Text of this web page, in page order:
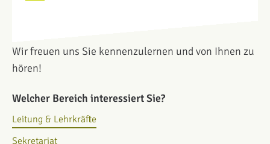
Wir freuen uns Sie kennenzulernen und von Ihnen zu
hören!
Welcher Bereich interessiert Sie?
Leitung & Lehrkräfte
Sekretariat